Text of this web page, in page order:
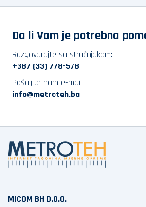
Da li Vam je potrebna
Razgovarajte sa stručnjakom:
+387 (33) 778-578
Pošaljite nam e-mail
info@metroteh.ba
MICOM BH D.O.O.